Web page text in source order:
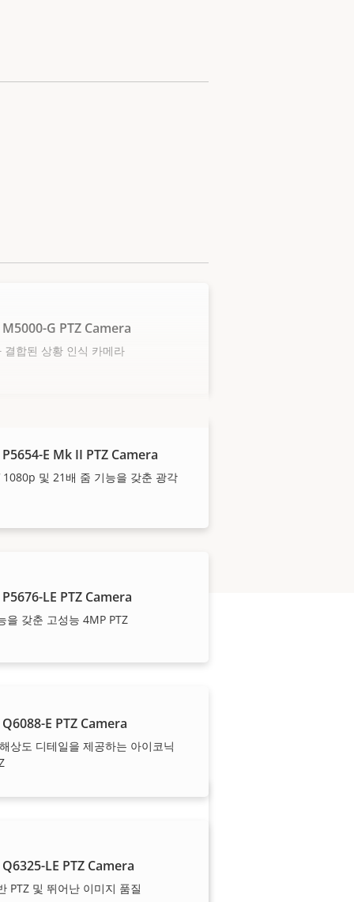
G PTZ Camera
결합된 상황 인식 카메라
E Mk II PTZ Camera
1080p 및 21배 줌 기능을 갖춘 광각
LE PTZ Camera
을 갖춘 고성능 4MP PTZ
E PTZ Camera
상도 디테일을 제공하는 아이코닉
LE PTZ Camera
PTZ 및 뛰어난 이미지 품질
설치해 드립니다.